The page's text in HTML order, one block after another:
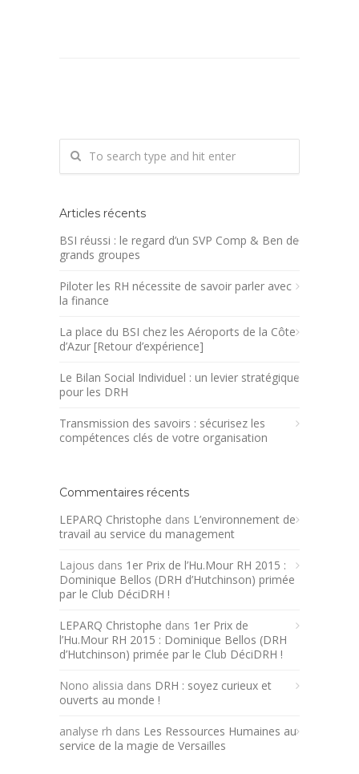
Articles récents
BSI réussi : le regard d’un SVP Comp & Ben de
grands groupes
Piloter les RH nécessite de savoir parler avec
la finance
La place du BSI chez les Aéroports de la Côte
d’Azur [Retour d’expérience]
Le Bilan Social Individuel : un levier stratégique
pour les DRH
Transmission des savoirs : sécurisez les
compétences clés de votre organisation
Commentaires récents
LEPARQ Christophe dans L’environnement de
travail au service du management
Lajous dans 1er Prix de l’Hu.Mour RH 2015 :
Dominique Bellos (DRH d’Hutchinson) primée
par le Club DéciDRH !
LEPARQ Christophe dans 1er Prix de
l’Hu.Mour RH 2015 : Dominique Bellos (DRH
d’Hutchinson) primée par le Club DéciDRH !
Nono alissia dans DRH : soyez curieux et
ouverts au monde !
analyse rh dans Les Ressources Humaines au
service de la magie de Versailles